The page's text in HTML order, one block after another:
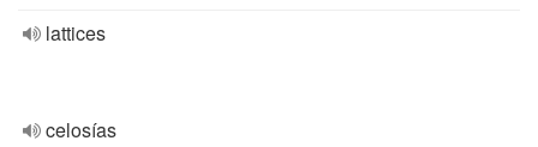
lattices
celosías